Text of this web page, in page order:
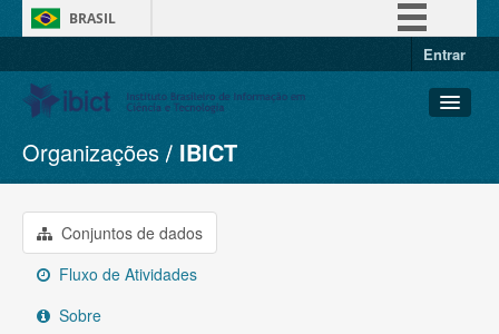
BRASIL
Entrar
Conjuntos de dados
Organizações
Grupos
Sobre
Organizações IBICT
Conjuntos de dados
Fluxo de Atividades
Sobre